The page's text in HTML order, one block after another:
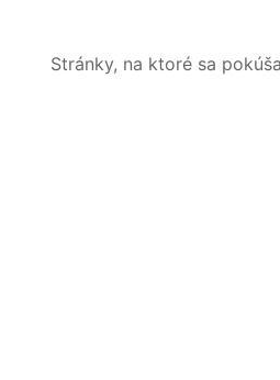
Stránky, na ktoré sa